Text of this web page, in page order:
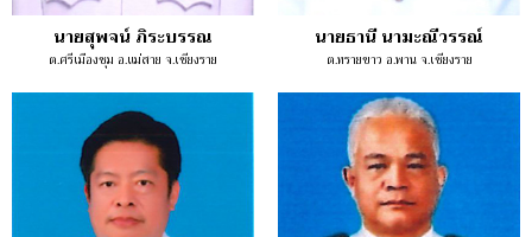
นายสุพจน์ ภิระบรรณ
ต.ศรีเมืองชุม อ.แม่สาย จ.เชียงราย
นายธานี นามะณีวรรณ์
ต.ทรายขาว อ.พาน จ.เชียงราย